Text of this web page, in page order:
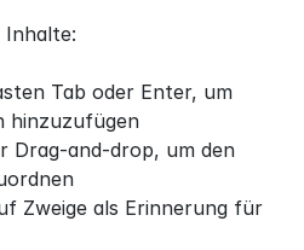
Inhalte:
Tab oder Enter, um
hinzuzufügen
Drag-and-drop, um den
Zweige als Erinnerung für